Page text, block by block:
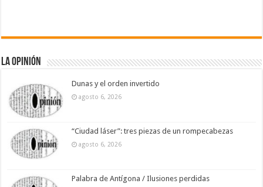
La Opinión
Dunas y el orden invertido
agosto 6, 2026
“Ciudad láser”: tres piezas de un rompecabezas
agosto 6, 2026
Palabra de Antígona / Ilusiones perdidas